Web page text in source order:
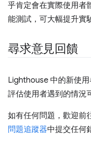
乎肯定會在實際使用者
能測試，可大幅提升實
尋求意見回饋
Lighthouse 中的新使
評估使用者遇到的情況
如有任何問題，歡迎前
問題追蹤器中提交任何